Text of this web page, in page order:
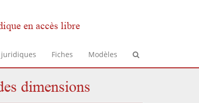
en accès libre
Fiches Modèles
dimensions